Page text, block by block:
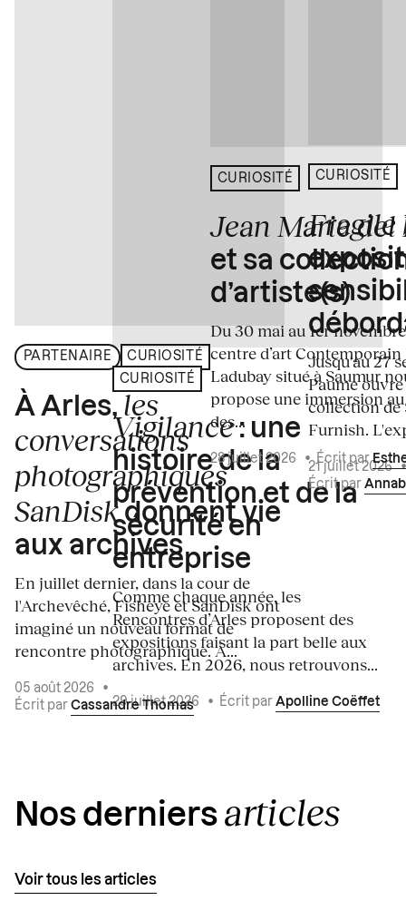
PARTENAIRE CURIOSITÉ
À Arles, les
conversations
photographiques
SanDiskdonnent vie
aux archives
En juillet dernier, dans la cour de
l'Archevêché, Fisheye et SanDisk ont
imaginé un nouveau format de
rencontre photographique. À...
05 août 2026
•
Écrit par Cassandre Thomas
CURIOSITÉ
Vigilance: une
histoire de la
prévention et de la
sécurité en
entreprise
Comme chaque année, les
Rencontres d’Arles proposent des
expositions faisant la part belle aux
archives. En 2026, nous retrouvons...
29 juillet 2026 • Écrit par Apolline Coëffet
CURIOSITÉ
Jean Marie del
et sa
d’artiste(s)
Du 30 mai au 1er
centre d’art Contemporain
Ladubay situé à Saumur
propose une immersion
des...
28 juillet 2026 •Écrit par
CURIOSITÉ
Fragile
Jusqu'au 27
Paume
collection de
Furnish.
21 juillet 2026
Écrit par
Nos derniers articles
Voir tous les articles